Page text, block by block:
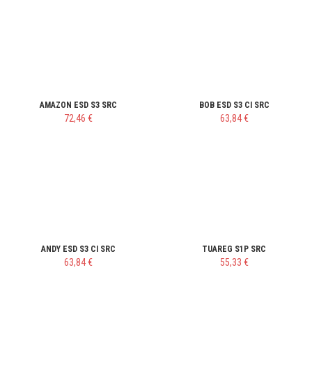
AMAZON ESD S3 SRC
72,46 €
BOB ESD S3 CI SRC
63,84 €
ANDY ESD S3 CI SRC
63,84 €
TUAREG S1P SRC
55,33 €